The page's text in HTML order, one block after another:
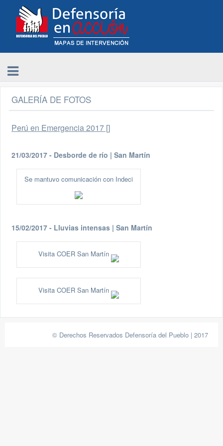
GALERÍA DE FOTOS
Perú en Emergencia 2017 []
21/03/2017 - Desborde de río | San Martín
Se mantuvo comunicación con Indeci
15/02/2017 - Lluvias intensas | San Martín
Visita COER San Martín
Visita COER San Martín
© Derechos Reservados Defensoría del Pueblo | 2017